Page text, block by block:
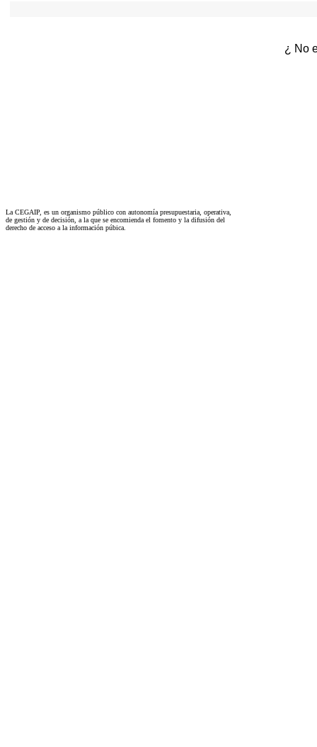
¿ No
La CEGAIP, es un organismo público con autonomía presupuestaria, operativa,
de gestión y de decisión, a la que se encomienda el fomento y la difusión del
derecho de acceso a la información púbica.